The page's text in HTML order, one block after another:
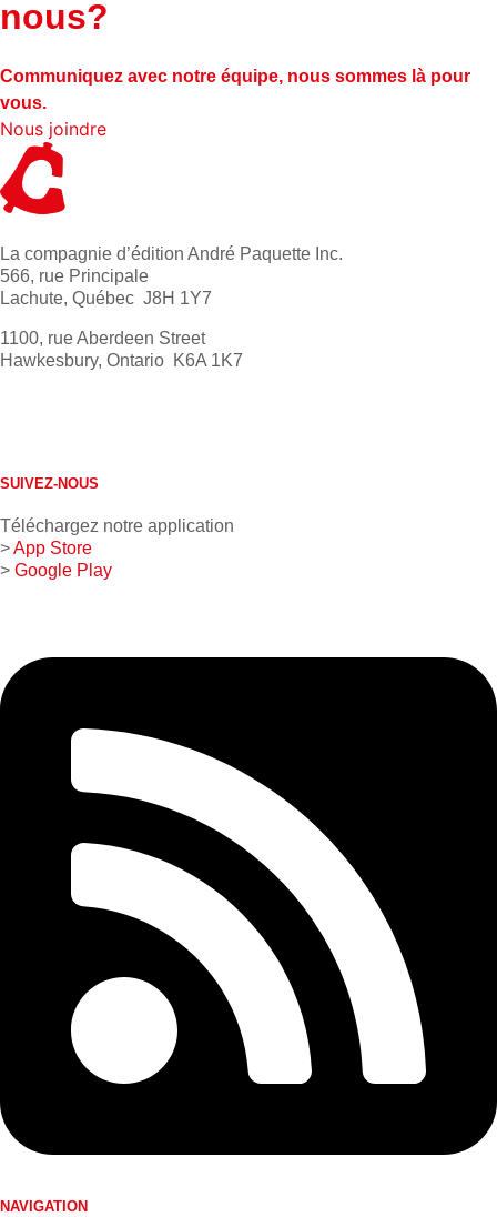
nous?
Communiquez avec notre équipe, nous sommes là pour
vous.
Nous joindre
La compagnie d’édition André Paquette Inc.
566, rue Principale
Lachute, Québec J8H 1Y7
1100, rue Aberdeen Street
Hawkesbury, Ontario K6A 1K7
SUIVEZ-NOUS
Téléchargez notre application
>App Store
> Google Play
NAVIGATION